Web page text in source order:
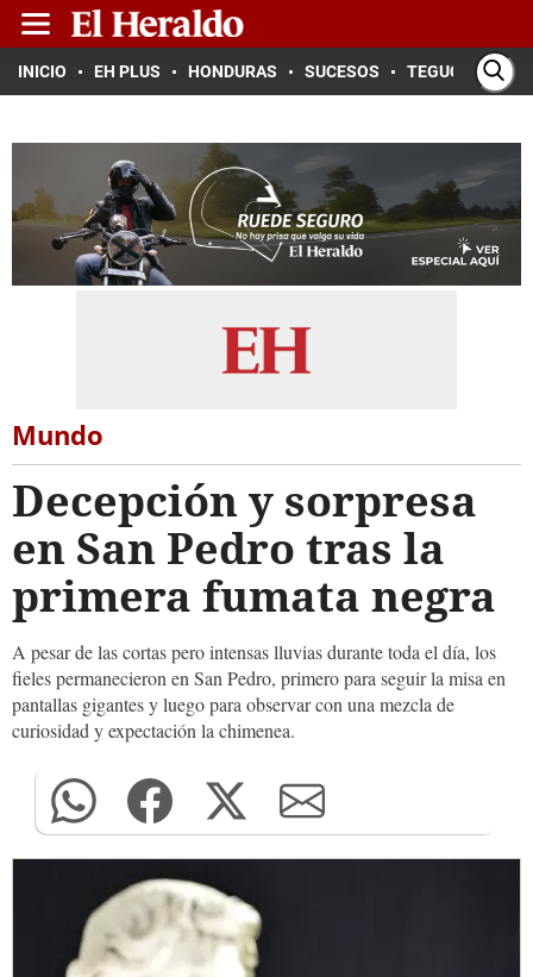
INICIO EH PLUS HONDURAS SUCESOS TEGUCIGALPA
Mundo
Decepción y sorpresa
en San Pedro tras la
primera fumata negra
A pesar de las cortas pero intensas lluvias durante toda el día, los
fieles permanecieron en San Pedro, primero para seguir la misa en
pantallas gigantes y luego para observar con una mezcla de
curiosidad y expectación la chimenea.